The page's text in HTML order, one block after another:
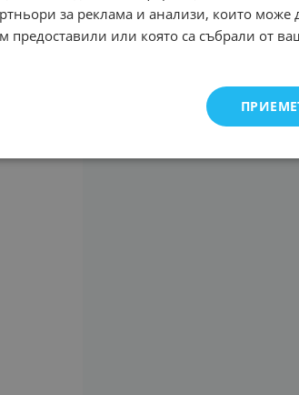
за реклама и анализи, които може
предоставили или която са събрали от